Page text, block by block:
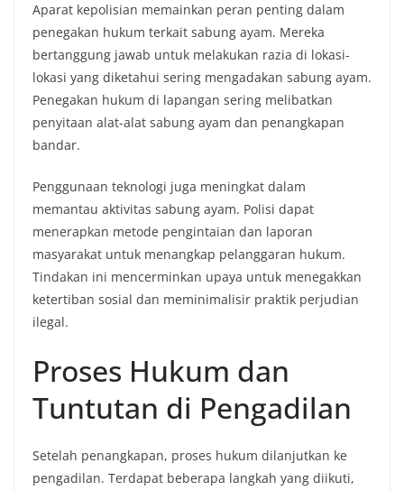
Aparat kepolisian memainkan peran penting dalam
penegakan hukum terkait sabung ayam. Mereka
bertanggung jawab untuk melakukan razia di lokasi-
lokasi yang diketahui sering mengadakan sabung ayam.
Penegakan hukum di lapangan sering melibatkan
penyitaan alat-alat sabung ayam dan penangkapan
bandar.
Penggunaan teknologi juga meningkat dalam
memantau aktivitas sabung ayam. Polisi dapat
menerapkan metode pengintaian dan laporan
masyarakat untuk menangkap pelanggaran hukum.
Tindakan ini mencerminkan upaya untuk menegakkan
ketertiban sosial dan meminimalisir praktik perjudian
ilegal.
Proses Hukum dan
Tuntutan di Pengadilan
Setelah penangkapan, proses hukum dilanjutkan ke
pengadilan. Terdapat beberapa langkah yang diikuti,